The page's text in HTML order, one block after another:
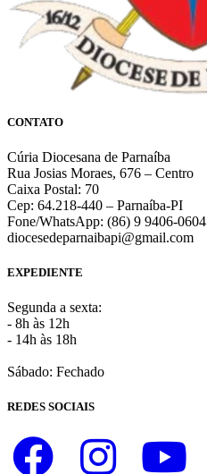
CONTATO
Cúria Diocesana de Parnaíba
Rua Josias Moraes, 676 – Centro
Caixa Postal: 70
Cep: 64.218-440 – Parnaíba-PI
Fone/WhatsApp: (86) 9 9406-0604
diocesedeparnaibapi@gmail.com
EXPEDIENTE
Segunda a sexta:
- 8h às 12h
- 14h às 18h
Sábado: Fechado
REDES SOCIAIS